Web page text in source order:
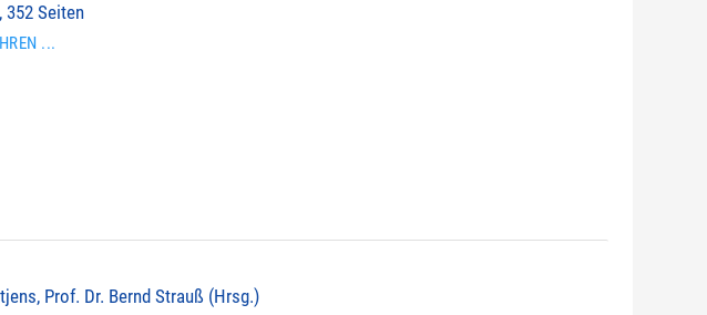
352 Seiten
...
Prof. Dr. Bernd Strauß (Hrsg.)